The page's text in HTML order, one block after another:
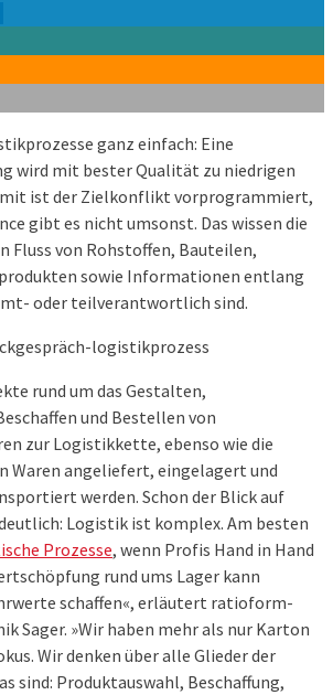
ganz einfach: Eine
wird mit bester Qualität zu niedrigen
ist der Zielkonflikt vorprogrammiert,
gibt es nicht umsonst. Das wissen die
Fluss von Rohstoffen, Bauteilen,
sowie Informationen entlang
oder teilverantwortlich sind.
rund um das Gestalten,
und Bestellen von
zur Logistikkette, ebenso wie die
Waren angeliefert, eingelagert und
werden. Schon der Blick auf
Logistik ist komplex. Am besten
Prozesse, wenn Profis Hand in Hand
rund ums Lager kann
schaffen«, erläutert ratioform-
Sager. »Wir haben mehr als nur Karton
Wir denken über alle Glieder der
sind: Produktauswahl, Beschaffung,